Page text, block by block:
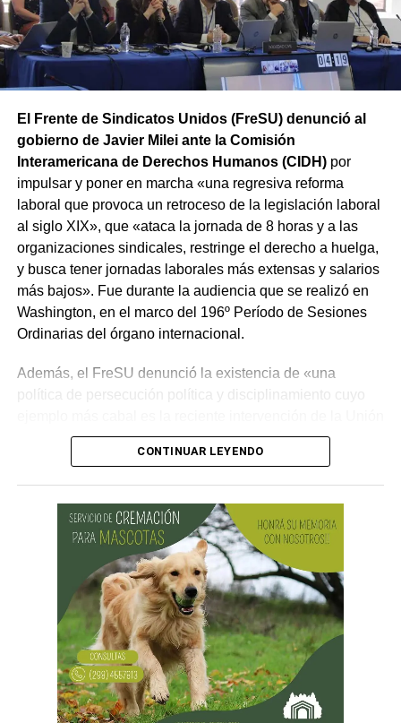
convocada por el sindicato.
El Frente de Sindicatos Unidos (FreSU) denunció al
gobierno de Javier Milei ante la Comisión
Interamericana de Derechos Humanos (CIDH)por
impulsar y poner en marcha «una regresiva reforma
laboral que provoca un retroceso de la legislación laboral
al siglo XIX», que «ataca la jornada de 8 horas y a las
organizaciones sindicales, restringe el derecho a huelga,
y busca tener jornadas laborales más extensas y salarios
más bajos». Fue durante la audiencia que se realizó en
Washington, en el marco del 196º Período de Sesiones
Ordinarias del órgano internacional.
Además, el FreSU denunció la existencia de «una
política de persecución política y disciplinamiento cuyo
Obrera Metalúrgica (UOM) y la persecución mediática,
gremial, jurídica y personal» desplegada por funcionarios
(APLA), Pablo Biró.
«El espíritu de esta reforma es beneficiar sólo a los
empresarios y aumentar sus márgenes de rentabilidad a
partir de una mayor explotación. Jornadas más extensas
y salarios más bajos», dijo el secretario general de ATE,
Rodolfo Aguiar, al iniciar la exposición por parte del
FreSU, que solicitó la audiencia junto con el Centro de
Estudios Legales y Sociales (CELS) y el Sindicato de
Prensa de Buenos Aires (SiPreBA). Participaron también
representantes de la Asociación de Abogados
CONTINUAR LEYENDO